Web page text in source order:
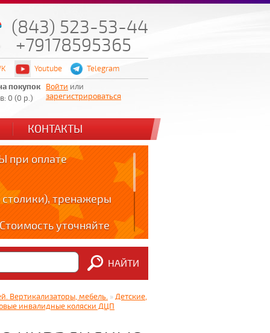
(843) 523-53-44
+79178595365
Youtube
Telegram
покупок
0 (0 р.)
Войти или
зарегистрироваться
КОНТАКТЫ
оплате
тренажеры
уточняйте
t.me/zabota16 ;
магазин
НАЙТИ
Вертикализаторы, мебель. »Детские,
инвалидные коляски ДЦП